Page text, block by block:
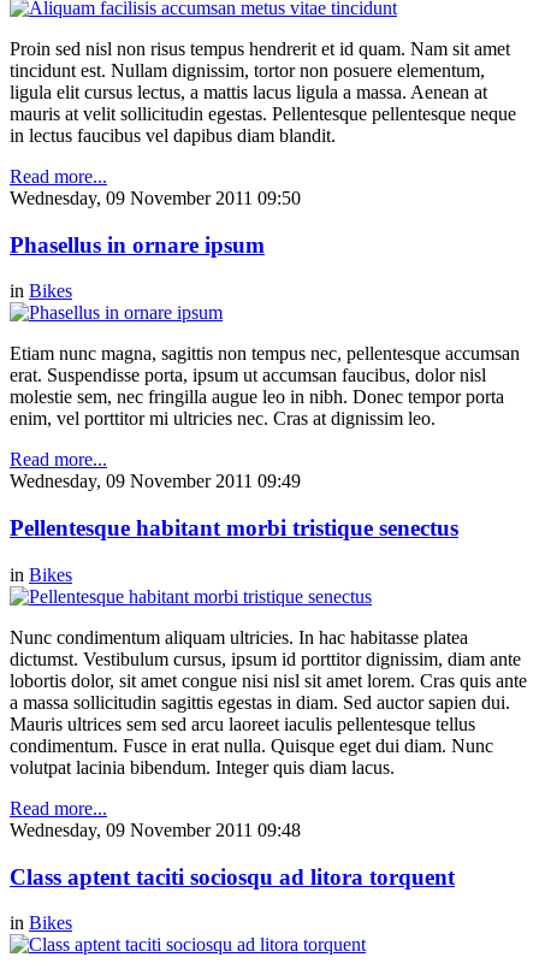
Proin sed nisl non risus tempus hendrerit et id quam. Nam sit amet
tincidunt est. Nullam dignissim, tortor non posuere elementum,
ligula elit cursus lectus, a mattis lacus ligula a massa. Aenean at
mauris at velit sollicitudin egestas. Pellentesque pellentesque neque
in lectus faucibus vel dapibus diam blandit.
Read more...
Wednesday, 09 November 2011 09:50
Phasellus in ornare ipsum
in Bikes
Etiam nunc magna, sagittis non tempus nec, pellentesque accumsan
erat. Suspendisse porta, ipsum ut accumsan faucibus, dolor nisl
molestie sem, nec fringilla augue leo in nibh. Donec tempor porta
enim, vel porttitor mi ultricies nec. Cras at dignissim leo.
Read more...
Wednesday, 09 November 2011 09:49
Pellentesque habitant morbi tristique senectus
in Bikes
Nunc condimentum aliquam ultricies. In hac habitasse platea
dictumst. Vestibulum cursus, ipsum id porttitor dignissim, diam ante
lobortis dolor, sit amet congue nisi nisl sit amet lorem. Cras quis ante
a massa sollicitudin sagittis egestas in diam. Sed auctor sapien dui.
Mauris ultrices sem sed arcu laoreet iaculis pellentesque tellus
condimentum. Fusce in erat nulla. Quisque eget dui diam. Nunc
volutpat lacinia bibendum. Integer quis diam lacus.
Read more...
Wednesday, 09 November 2011 09:48
Class aptent taciti sociosqu ad litora torquent
in Bikes